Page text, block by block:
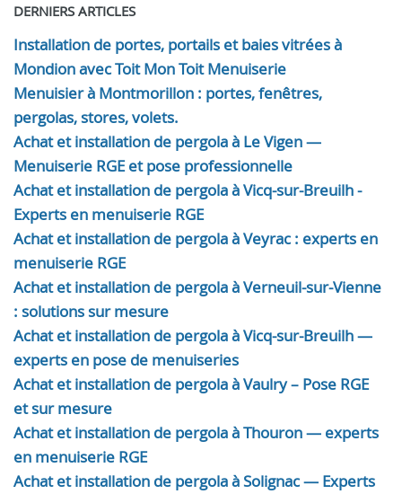
DERNIERS ARTICLES
Installation de portes, portails et baies vitrées à
Mondion avec Toit Mon Toit Menuiserie
Menuisier à Montmorillon : portes, fenêtres,
pergolas, stores, volets.
Achat et installation de pergola à Le Vigen —
Menuiserie RGE et pose professionnelle
Achat et installation de pergola à Vicq-sur-Breuilh -
Experts en menuiserie RGE
Achat et installation de pergola à Veyrac : experts en
menuiserie RGE
Achat et installation de pergola à Verneuil-sur-Vienne
: solutions sur mesure
Achat et installation de pergola à Vicq-sur-Breuilh —
experts en pose de menuiseries
Achat et installation de pergola à Vaulry – Pose RGE
et sur mesure
Achat et installation de pergola à Thouron — experts
en menuiserie RGE
Achat et installation de pergola à Solignac — Experts